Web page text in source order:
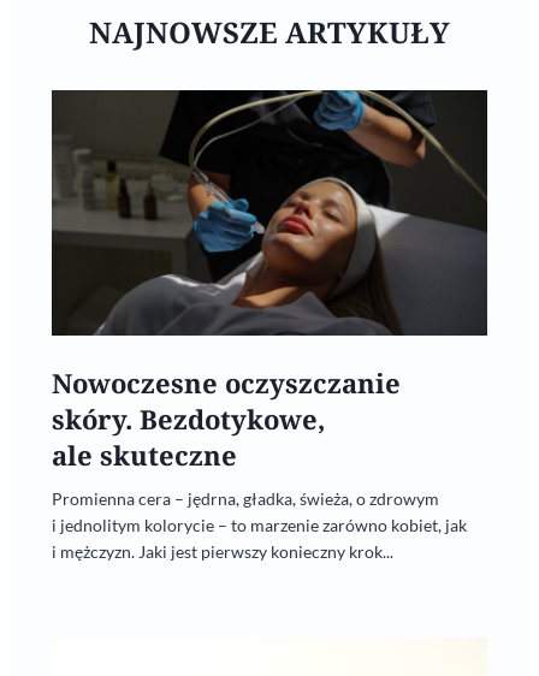
NAJNOWSZE ARTYKUŁY
Nowoczesne oczyszczanie
skóry. Bezdotykowe,
ale skuteczne
Promienna cera – jędrna, gładka, świeża, o zdrowym
i jednolitym kolorycie – to marzenie zarówno kobiet, jak
i mężczyzn. Jaki jest pierwszy konieczny krok...